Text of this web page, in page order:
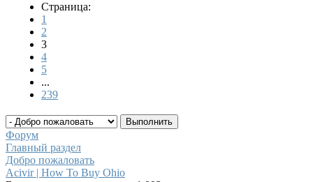
Страница:
1
2
3
4
5
...
239
Форум
Главный раздел
Добро пожаловать
Acivir | How To Buy Ohio